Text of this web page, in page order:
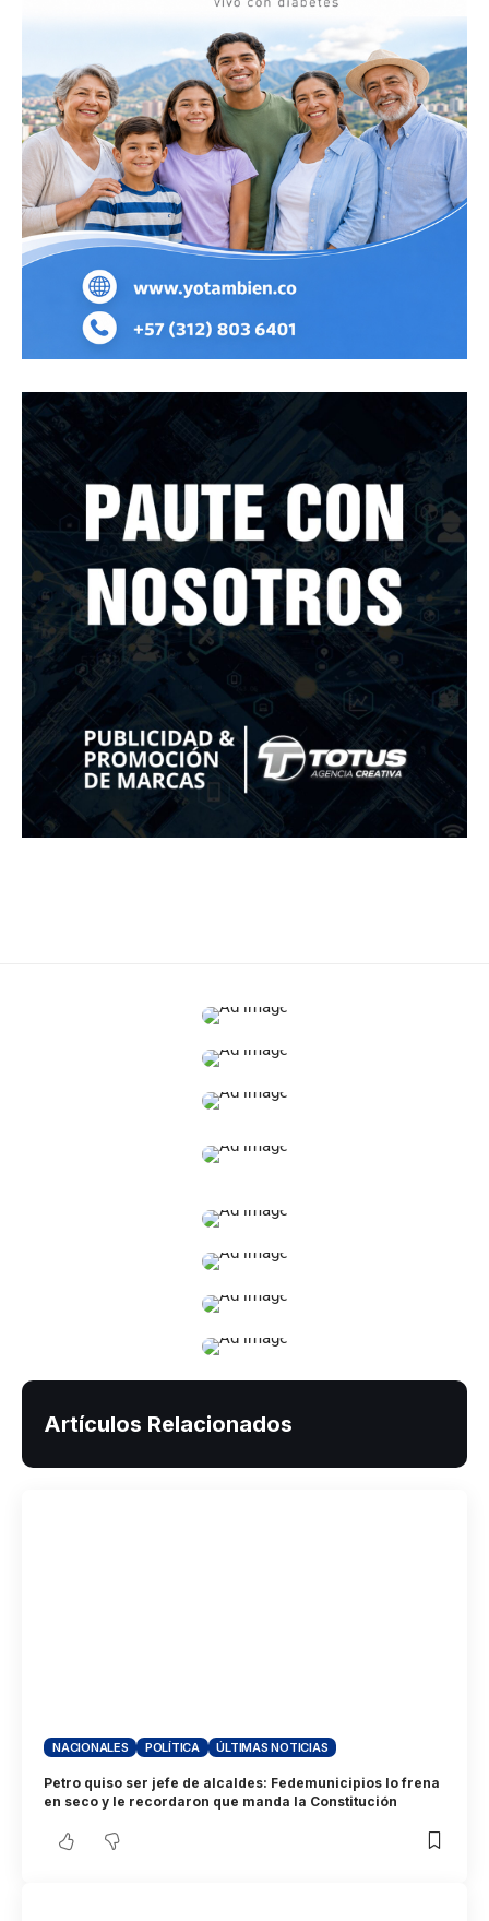
Artículos Relacionados
NACIONALES POLÍTICA ÚLTIMAS NOTICIAS
Petro quiso ser jefe de alcaldes: Fedemunicipios lo frena
en seco y le recordaron que manda la Constitución